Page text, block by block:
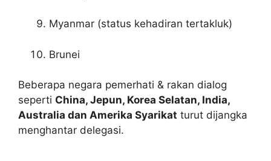
Myanmar (status kehadiran tertakluk)
Brunei
Beberapa negara pemerhati & rakan dialog
seperti China, Jepun, Korea Selatan, India,
Australia dan Amerika Syarikat turut dijangka
menghantar delegasi.